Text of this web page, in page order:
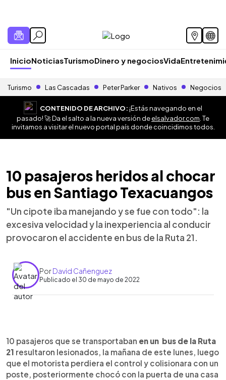
InicioNoticiasTurismoDinero y negociosVida
Turismo Las Cascadas Peter Parker Nativos Negocios
CONTENIDO DE ARCHIVO:¡Estás navegando en el
pasado! 🚀 Da el salto a la nueva versión deelsalvador.com . Te
invitamos a visitar el nuevo portal país donde coincidimos todos.
10 pasajeros heridos al chocar
bus en Santiago Texacuangos
"Un cipote iba manejando y se fue con todo": la
excesiva velocidad y la inexperiencia al conducir
provocaron el accidente en bus de la Ruta 21.
PorDavid Cañenguez
Publicado el 30 de mayo de 2022
► Escuchar artículo
10 pasajeros que se transportaban en un bus de la Ruta
21 resultaron lesionados, la mañana de este lunes, luego
que el motorista perdiera el control y colisionara con un
poste, posteriormente chocó con la puerta de una casa